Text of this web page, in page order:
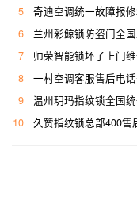
5
奇迪空调统一故障报
6
兰州彩鲸锁防盗门全
7
帅荣智能锁坏了上门
8
一村空调客服售后电
9
温州玥玛指纹锁全国
10
久赞指纹锁总部400售